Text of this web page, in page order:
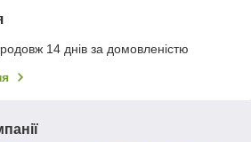
14 днів за домовленістю